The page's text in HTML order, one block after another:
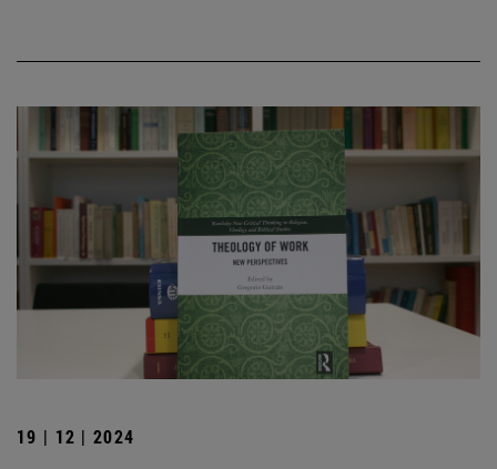
19 | 12 | 2024